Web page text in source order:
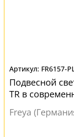
FR6157-
Подвесной
TR в
Freya